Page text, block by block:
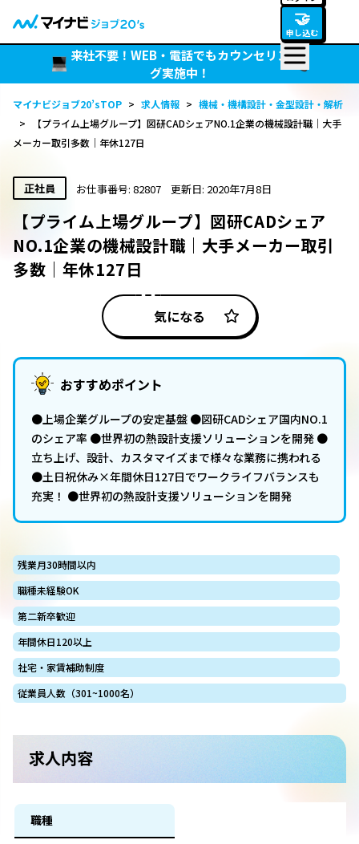
🤝
申し込む
来社不要！WEB・電話でもカウンセリン
グ実施中！
マイナビジョブ20’sTOP > 求人情報 > 機械・機構設計・金型設計・解析
>
【プライム上場グループ】図研CADシェアNO.1企業の機械設計職｜大手
メーカー取引多数｜年休127日
正社員 お仕事番号: 82807 更新日: 2020年7月8日
【プライム上場グループ】図研CADシェア
NO.1企業の機械設計職｜大手メーカー取引
多数｜年休127日
気になる
おすすめポイント
●上場企業グループの安定基盤 ●図研CADシェア国内NO.1
のシェア率 ●世界初の熱設計支援ソリューションを開発 ●
立ち上げ、設計、カスタマイズまで様々な業務に携われる
●土日祝休み×年間休日127日でワークライフバランスも
充実！ ●世界初の熱設計支援ソリューションを開発
残業月30時間以内
職種未経験OK
第二新卒歓迎
年間休日120以上
社宅・家賃補助制度
従業員人数（301~1000名）
求人内容
職種